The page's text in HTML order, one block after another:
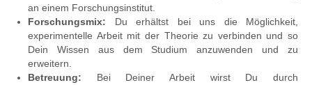
an einem Forschungsinstitut.
Forschungsmix: Du erhältst bei uns die Möglichkeit,
experimentelle Arbeit mit der Theorie zu verbinden und so
Dein Wissen aus dem Studium anzuwenden und zu
erweitern.
Betreuung: Bei Deiner Arbeit wirst Du durch